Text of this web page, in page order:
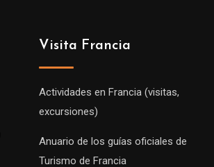
Visita Francia
Actividades en Francia (visitas,
excursiones)
Anuario de los guías oficiales de
Turismo de Francia